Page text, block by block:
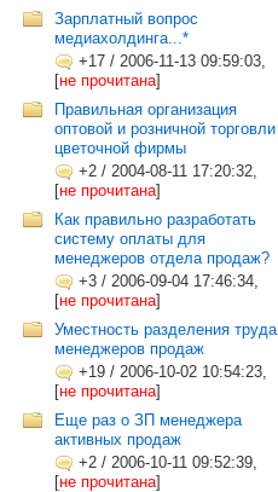
Зарплатный вопрос
медиахолдинга...*
+17 / 2006-11-13 09:59:03,
[не прочитана]
Правильная организация
оптовой и розничной торговли
цветочной фирмы
+2 / 2004-08-11 17:20:32,
[не прочитана]
Как правильно разработать
систему оплаты для
менеджеров отдела продаж?
+3 / 2006-09-04 17:46:34,
[не прочитана]
Уместность разделения труда
менеджеров продаж
+19 / 2006-10-02 10:54:23,
[не прочитана]
Еще раз о ЗП менеджера
активных продаж
+2 / 2006-10-11 09:52:39,
[не прочитана]